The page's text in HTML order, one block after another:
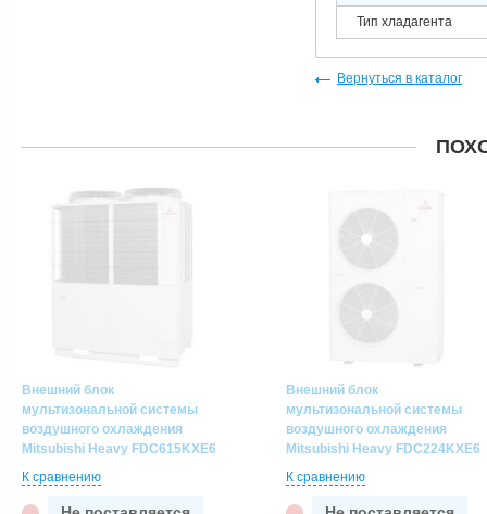
Тип хладагента
Вернуться в каталог
Внешний блок
мультизональной системы
воздушного охлаждения
Mitsubishi Heavy FDC615KXE6
К сравнению
Внешний блок
мультизональной системы
воздушного охлаждения
Mitsubishi Heavy FDC224KXE6
К сравнению